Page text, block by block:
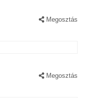
Megosztás
Megosztás